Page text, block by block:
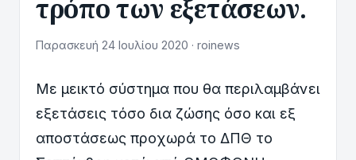
τρόπο των εξετάσεων.
Παρασκευή 24 Ιουλίου 2020 · roinews
Με μεικτό σύστημα που θα περιλαμβάνει
εξετάσεις τόσο δια ζώσης όσο και εξ
αποστάσεως προχωρά το ΔΠΘ το